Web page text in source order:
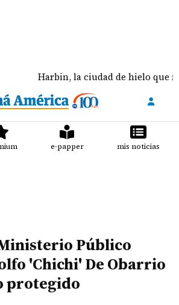
la ciudad de hielo que mantiene
e-papper mis noticias
Público
'Chichi' De Obarrio
protegido